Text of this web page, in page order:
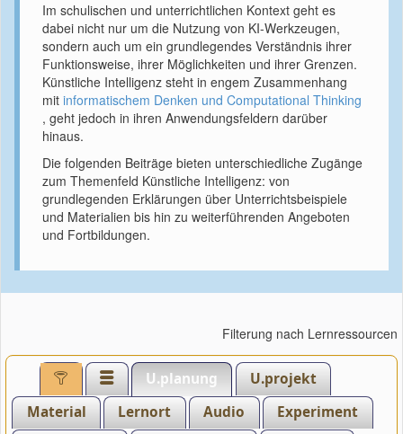
Im schulischen und unterrichtlichen Kontext geht es
dabei nicht nur um die Nutzung von KI-Werkzeugen,
sondern auch um ein grundlegendes Verständnis ihrer
Funktionsweise, ihrer Möglichkeiten und ihrer Grenzen.
Künstliche Intelligenz steht in engem Zusammenhang
mit informatischem Denken und Computational Thinking
, geht jedoch in ihren Anwendungsfeldern darüber
hinaus.
Die folgenden Beiträge bieten unterschiedliche Zugänge
zum Themenfeld Künstliche Intelligenz: von
grundlegenden Erklärungen über Unterrichtsbeispiele
und Materialien bis hin zu weiterführenden Angeboten
und Fortbildungen.
Filterung nach Lernressourcen
U.planung
U.projekt
Material
Lernort Audio
Experiment